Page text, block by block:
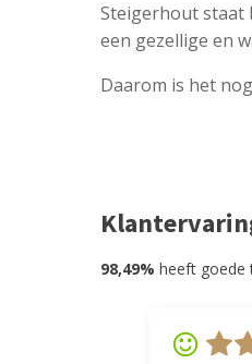
Steigerhout staat
een gezellige en
Daarom is het
98,49% heeft goede